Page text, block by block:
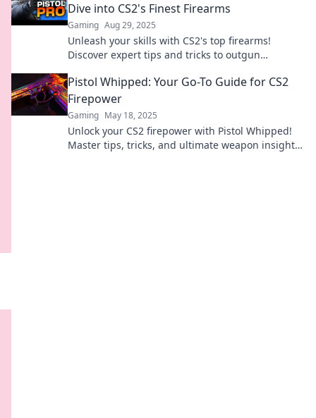
Dive into CS2's Finest Firearms
Gaming Aug 29, 2025
Unleash your skills with CS2's top firearms!
Discover expert tips and tricks to outgun
whipping.
Pistol Whipped: Your Go-To Guide for CS2
Firepower
Gaming May 18, 2025
Unlock your CS2 firepower with Pistol Whipped!
Master tips, tricks, and ultimate weapon insights